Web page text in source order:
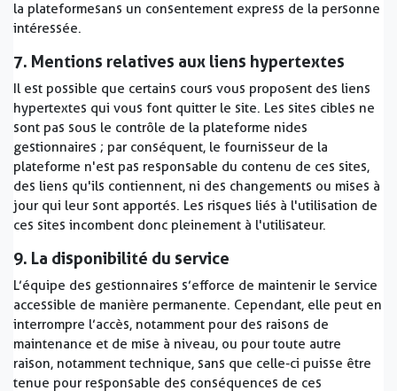
la plateforme sans un consentement express de la personne
intéressée.
7. Mentions relatives aux liens hypertextes
Il est possible que certains cours vous proposent des liens
hypertextes qui vous font quitter le site. Les sites cibles ne
sont pas sous le contrôle de la plateforme ni des
gestionnaires ; par conséquent, le fournisseur de la
plateforme n'est pas responsable du contenu de ces sites,
des liens qu'ils contiennent, ni des changements ou mises à
jour qui leur sont apportés. Les risques liés à l'utilisation de
ces sites incombent donc pleinement à l'utilisateur.
9. La disponibilité du service
L’équipe des gestionnaires s’efforce de maintenir le service
accessible de manière permanente. Cependant, elle peut en
interrompre l’accès, notamment pour des raisons de
maintenance et de mise à niveau, ou pour toute autre
raison, notamment technique, sans que celle-ci puisse être
tenue pour responsable des conséquences de ces